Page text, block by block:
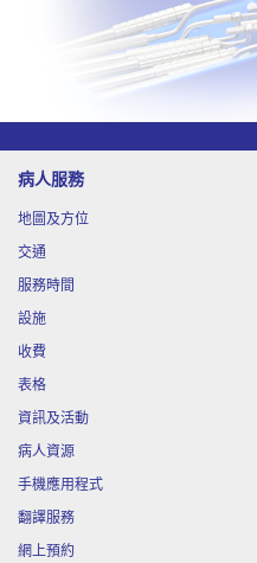
啟德醫院服務簡
25 啟德醫院服務簡
9月
3
9月
5
9月
12
9月
12
病人服務
地圖及方位
交通
服務時間
設施
收費
表格
資訊及活動
病人資源
手機應用程式
翻譯服務
網上預約